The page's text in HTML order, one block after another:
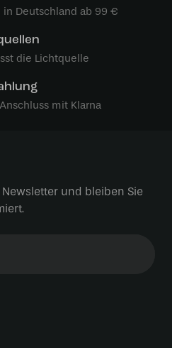
in Deutschland ab 99 €
die Lichtquelle
mit Klarna
und bleiben Sie